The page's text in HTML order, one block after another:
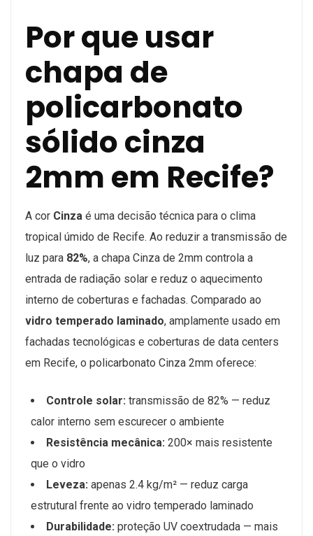
Por que usar
chapa de
policarbonato
sólido cinza
2mm em Recife?
A cor Cinza é uma decisão técnica para o clima
tropical úmido de Recife. Ao reduzir a transmissão de
luz para 82%, a chapa Cinza de 2mm controla a
entrada de radiação solar e reduz o aquecimento
interno de coberturas e fachadas. Comparado ao
vidro temperado laminado, amplamente usado em
fachadas tecnológicas e coberturas de data centers
em Recife, o policarbonato Cinza 2mm oferece:
Controle solar: transmissão de 82% — reduz
calor interno sem escurecer o ambiente
Resistência mecânica: 200× mais resistente
que o vidro
Leveza: apenas 2.4 kg/m² — reduz carga
estrutural frente ao vidro temperado laminado
Durabilidade: proteção UV coextrudada — mais